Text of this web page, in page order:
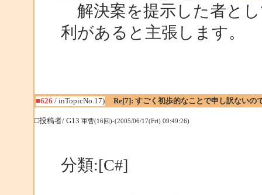
解決案を提示した者と
利があると主張します。
■626 / inTopicNo.17) Re[7]: すごく初歩的なことで申し訳ないの
□投稿者/ G13 軍曹(16回)-(2005/06/17(Fri) 09:49:26)
分類:[C#]